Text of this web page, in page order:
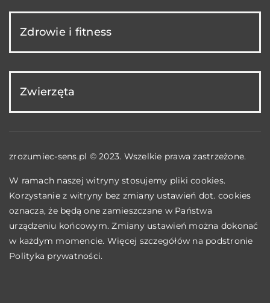
Zdrowie i fitness
Zwierzęta
zrozumiec-sens.pl © 2023. Wszelkie prawa zastrzeżone.
W ramach naszej witryny stosujemy pliki cookies.
Korzystanie z witryny bez zmiany ustawień dot. cookies
oznacza, że będą one zamieszczane w Państwa
urządzeniu końcowym. Zmiany ustawień można dokonać
w każdym momencie. Więcej szczegółów na podstronie
Polityka prywatności.